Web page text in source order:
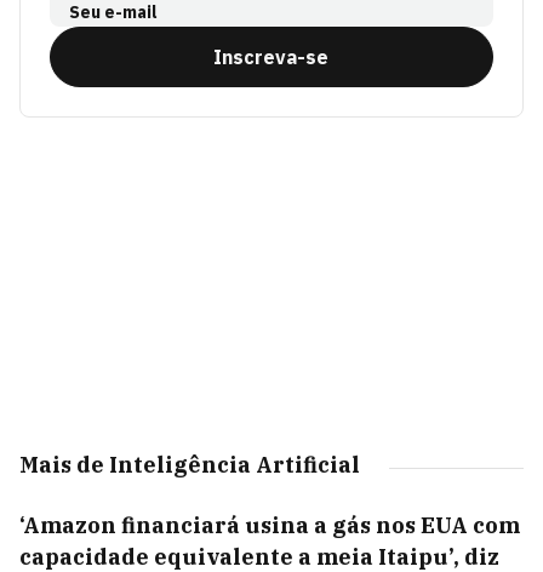
Seu e-mail
Inscreva-se
Mais de Inteligência Artificial
‘Amazon financiará usina a gás nos EUA com
capacidade equivalente a meia Itaipu’, diz